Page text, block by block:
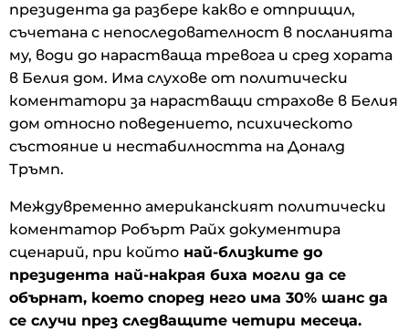
президента да разбере какво е отприщил,
съчетана с непоследователност в посланията
му, води до нарастваща тревога и сред хората
в Белия дом. Има слухове от политически
коментатори за нарастващи страхове в Белия
дом относно поведението, психическото
състояние и нестабилността на Доналд
Тръмп.
Междувременно американският политически
коментатор Робърт Райх документира
сценарий, при който най-близките до
президента най-накрая биха могли да се
обърнат, което според него има 30% шанс да
се случи през следващите четири месеца.